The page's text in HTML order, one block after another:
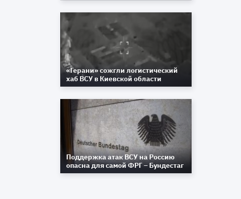
«Герани» сожгли логистический
хаб ВСУ в Киевской области
Поддержка атак ВСУ на Россию
опасна для самой ФРГ – Бундестаг